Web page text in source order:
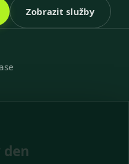
Zobrazit služby